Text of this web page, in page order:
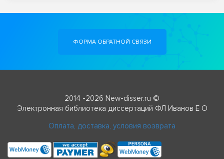
ФОРМА ОБРАТНОЙ СВЯЗИ
2014 -2026 New-disser.ru ©
Электронная библиотека диссертаций ФЛ Иванов Е О
Оплата, доставка, условия возврата